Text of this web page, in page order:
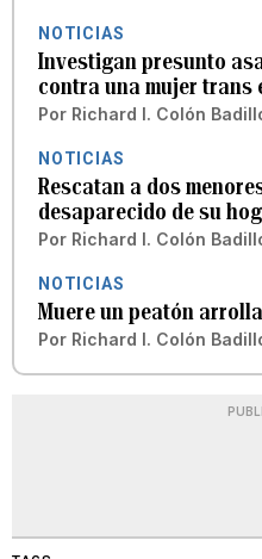
NOTICIAS
Investigan presunto
contra una mujer trans
Por Richard I. Colón
NOTICIAS
Rescatan a dos
desaparecido de su
Por Richard I. Colón
NOTICIAS
Muere un peatón
Por Richard I. Colón